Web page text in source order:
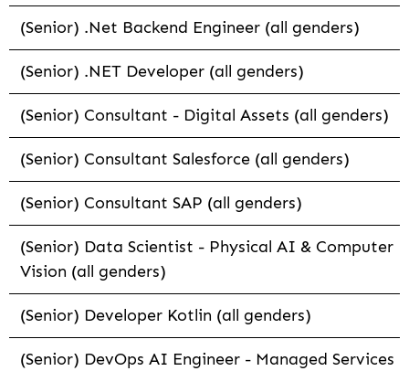
(Senior) .Net Backend Engineer (all genders)
(Senior) .NET Developer (all genders)
(Senior) Consultant - Digital Assets (all genders)
(Senior) Consultant Salesforce (all genders)
(Senior) Consultant SAP (all genders)
(Senior) Data Scientist - Physical AI & Computer
Vision (all genders)
(Senior) Developer Kotlin (all genders)
(Senior) DevOps AI Engineer - Managed Services